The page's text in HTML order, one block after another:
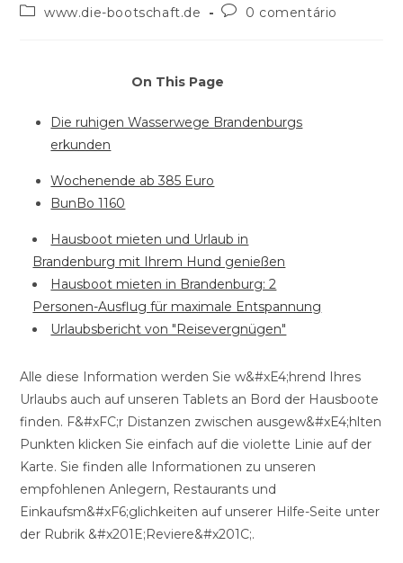
www.die-bootschaft.de
0 comentário
On This Page
Die ruhigen Wasserwege Brandenburgs
erkunden
Wochenende ab 385 Euro
BunBo 1160
Hausboot mieten und Urlaub in
Brandenburg mit Ihrem Hund genießen
Hausboot mieten in Brandenburg: 2
Personen-Ausflug für maximale Entspannung
Urlaubsbericht von "Reisevergnügen"
Alle diese Information werden Sie w&#xE4;hrend Ihres
Urlaubs auch auf unseren Tablets an Bord der Hausboote
finden. F&#xFC;r Distanzen zwischen ausgew&#xE4;hlten
Punkten klicken Sie einfach auf die violette Linie auf der
Karte. Sie finden alle Informationen zu unseren
empfohlenen Anlegern, Restaurants und
Einkaufsm&#xF6;glichkeiten auf unserer Hilfe-Seite unter
der Rubrik &#x201E;Reviere&#x201C;.